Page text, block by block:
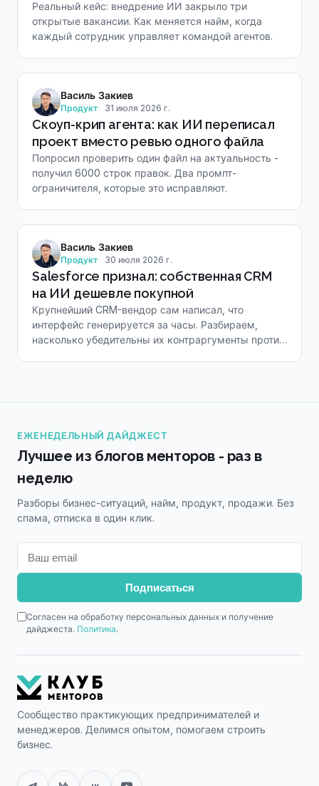
Реальный кейс: внедрение ИИ закрыло три
открытые вакансии. Как меняется найм, когда
каждый сотрудник управляет командой агентов.
Василь Закиев
Продукт 31 июля 2026 г.
Скоуп-крип агента: как ИИ переписал
проект вместо ревью одного файла
Попросил проверить один файл на актуальность -
получил 6000 строк правок. Два промпт-
ограничителя, которые это исправляют.
Василь Закиев
Продукт 30 июля 2026 г.
Salesforce признал: собственная CRM
на ИИ дешевле покупной
Крупнейший CRM-вендор сам написал, что
интерфейс генерируется за часы. Разбираем,
насколько убедительны их контраргументы против
ЕЖЕНЕДЕЛЬНЫЙ ДАЙДЖЕСТ
Лучшее из блогов менторов - раз в
неделю
Разборы бизнес-ситуаций, найм, продукт, продажи. Без
спама, отписка в один клик.
Подписаться
Согласен на обработку персональных данных и получение
дайджеста. Политика.
Сообщество практикующих предпринимателей и
менеджеров. Делимся опытом, помогаем строить
бизнес.